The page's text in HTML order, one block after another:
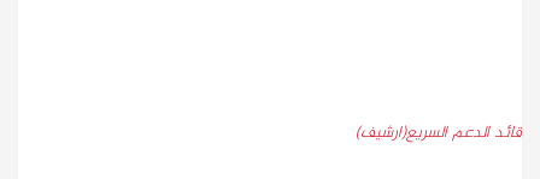
قائد الدعم السريع(ارشيف)